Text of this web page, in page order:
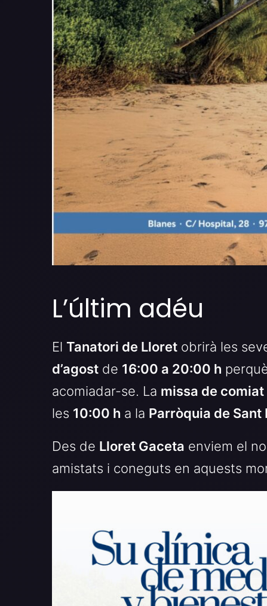
L’últim adéu
El Tanatori de Lloret obrirà les
d’agost de 16:00 a 20:00 h
acomiadar-se. La missa de comiat
les 10:00 h a la Parròquia de Sant
Des de Lloret Gaceta enviem el
amistats i coneguts en aquests